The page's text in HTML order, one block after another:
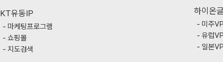
KT유동IP
마케팅프로그램
쇼핑몰
지도검색
하이온
미주
유럽
일본